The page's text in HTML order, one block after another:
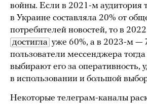
войны. Если в 2021-м аудитория
в Украине составляла 20% от
потребителей новостей, то в 2022
достигла уже 60%, а в 2023-м —
пользователи мессенджера тогда
выбирают его за оперативность,
в использовании и большой
Некоторые телеграм-каналы